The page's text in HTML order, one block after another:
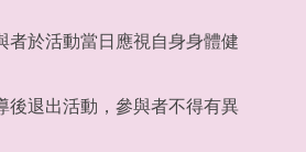
者於活動當日應視自身身體健
後退出活動，參與者不得有異